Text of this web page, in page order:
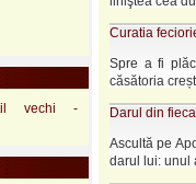
vechi -
Curatia
Spre a fi
căsătoria
Darul din
Ascultă pe
darul lui: unul